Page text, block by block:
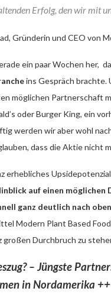
Erfolg, den wir mit
Gründerin und CEO von
ein paar Wochen her,
ins Gespräch brachte.
möglichen Partnerschaft
oder Burger King, ein
werden wir aber wohl
dass die Aktie nicht
erhebliches
auf einen
ganz deutlich nach
Modern Plant Based
großen Durchbruch zu
– Jüngste
in Nordamerika